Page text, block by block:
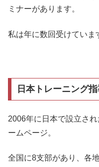
ミナーがあります。
私は年に数回受けていま
日本トレーニング
2006年に日本で設立さ
ームページ。
全国に8支部があり、各